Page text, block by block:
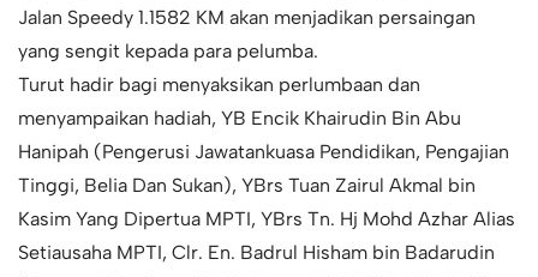
Jalan Speedy 1.1582 KM akan menjadikan persaingan
yang sengit kepada para pelumba.
Turut hadir bagi menyaksikan perlumbaan dan
menyampaikan hadiah, YB Encik Khairudin Bin Abu
Hanipah (Pengerusi Jawatankuasa Pendidikan, Pengajian
Tinggi, Belia Dan Sukan), YBrs Tuan Zairul Akmal bin
Kasim Yang Dipertua MPTI, YBrs Tn. Hj Mohd Azhar Alias
Setiausaha MPTI, Clr. En. Badrul Hisham bin Badarudin